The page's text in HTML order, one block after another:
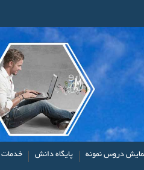
دروس نمونه پایگاه دانش خدمات